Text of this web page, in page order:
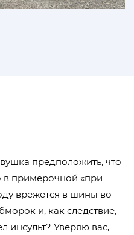
предположить, что
в примерочной «при
врежется в шины во
и, как следствие,
инсульт? Уверяю вас,